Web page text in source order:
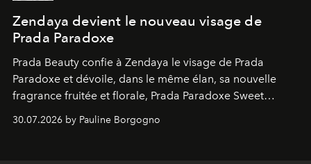
Zendaya devient le nouveau visage de
Prada Paradoxe
Prada Beauty confie à Zendaya le visage de Prada
Paradoxe et dévoile, dans le même élan, sa nouvelle
fragrance fruitée et florale, Prada Paradoxe Sweet
30.07.2026 by Pauline Borgogno